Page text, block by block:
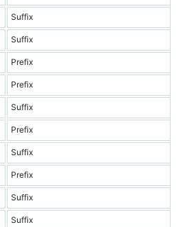
Suffix
Suffix
Prefix
Prefix
Suffix
Prefix
Suffix
Prefix
Suffix
Suffix